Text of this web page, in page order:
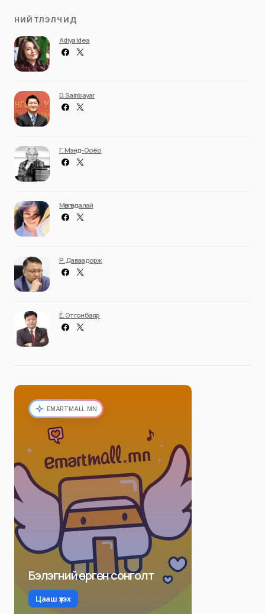
НИЙТЛЭЛЧИД
Adiya Idea
D. Sainbayar
Г. Мэнд-Ооёо
Мөнгөндалай
Р. Даваадорж
Ё. Отгонбаяр
EMARTMALL.MN
Бэлэгний өргөн сонголт
Цааш үзэх